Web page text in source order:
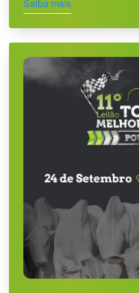
Saiba mais